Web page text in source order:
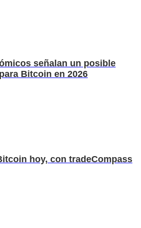
señalan un posible
Bitcoin en 2026
hoy, con tradeCompass